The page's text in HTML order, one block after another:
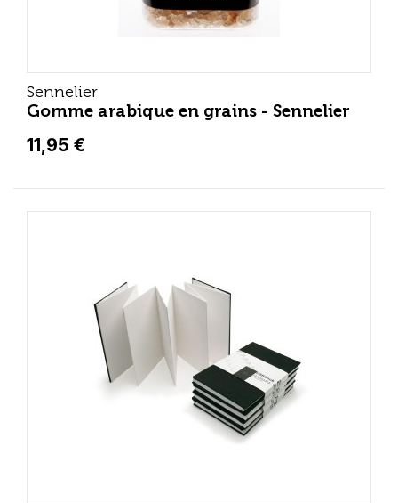
Sennelier
Gomme arabique en grains - Sennelier
11,95 €